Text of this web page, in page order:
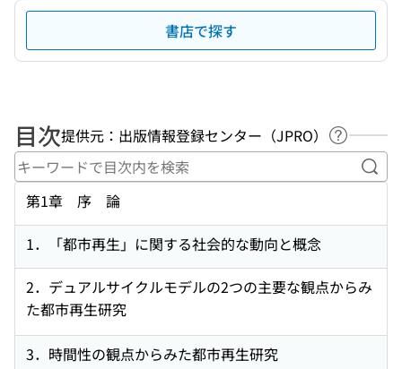
書店で探す
目次提供元：出版情報登録センター（JPRO）
ヘルプペ
キ
第1章 序 論
1．「都市再生」に関する社会的な動向と概念
2．デュアルサイクルモデルの2つの主要な観点からみ
た都市再生研究
3．時間性の観点からみた都市再生研究